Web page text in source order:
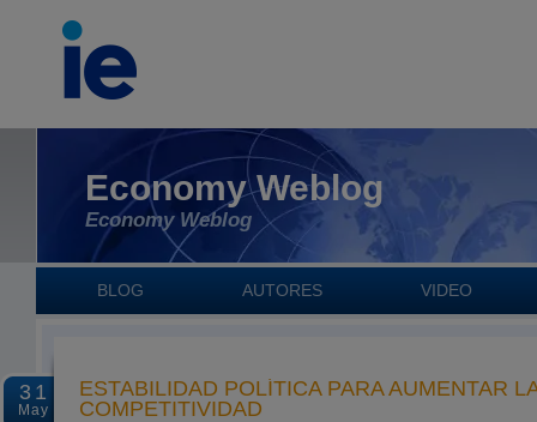
Economy Weblog
Economy Weblog
BLOG AUTORES VIDEO
31
May
ESTABILIDAD POLÍTICA PARA AUMENTAR
COMPETITIVIDAD